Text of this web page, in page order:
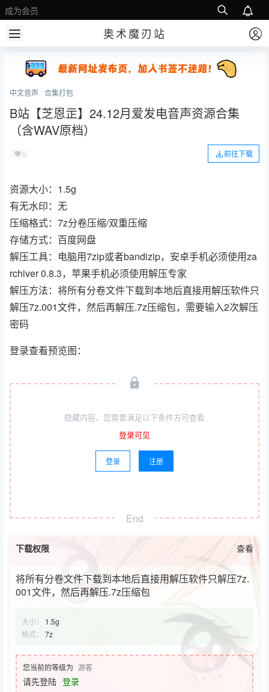
成为会员
奥术魔刃站
中文音声 合集打包
B站【芝恩㱏】24.12月爱发电音声资源合集
（含WAV原档）
0 前往下载
资源大小：1.5g
有无水印：无
压缩格式：7z分卷压缩/双重压缩
存储方式：百度网盘
解压工具：电脑用7zip或者bandizip，安卓手机必须使用za
rchiver 0.8.3，苹果手机必须使用解压专家
解压方法：将所有分卷文件下载到本地后直接用解压软件只
解压7z.001文件，然后再解压.7z压缩包，需要输入2次解压
密码
登录查看预览图：
隐藏内容，您需要满足以下条件方可查看
登录可见
登录 注册
End
下载权限 查看
将所有分卷文件下载到本地后直接用解压软件只解压7z.
001文件，然后再解压.7z压缩包
大小：
1.5g
格式：
7z
您当前的等级为 游客
请先登陆 登录